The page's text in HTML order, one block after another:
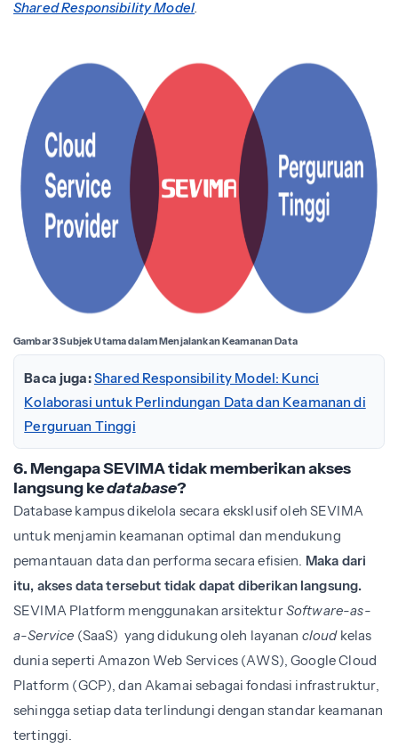
Shared Responsibility Model.
Gambar 3 Subjek Utama dalam Menjalankan Keamanan Data
Baca juga:Shared Responsibility Model: Kunci
Kolaborasi untuk Perlindungan Data dan Keamanan di
Perguruan Tinggi
6. Mengapa SEVIMA tidak memberikan akses
langsung kedatabase?
Database kampus dikelola secara eksklusif oleh SEVIMA
untuk menjamin keamanan optimal dan mendukung
pemantauan data dan performa secara efisien. Maka dari
itu, akses data tersebut tidak dapat diberikan langsung.
SEVIMA Platform menggunakan arsitekturSoftware-as-
a-Service (SaaS) yang didukung oleh layanan cloudkelas
dunia sepertiAmazon Web Services(AWS),Google Cloud
Platform (GCP), dan Akamai sebagai fondasi infrastruktur,
sehingga setiap data terlindungi dengan standar keamanan
tertinggi.